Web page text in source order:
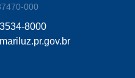
000
8000